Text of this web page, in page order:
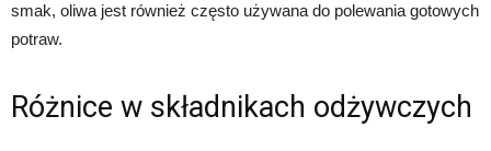
smak, oliwa jest również często używana do polewania gotowych
potraw.
Różnice w składnikach odżywczych